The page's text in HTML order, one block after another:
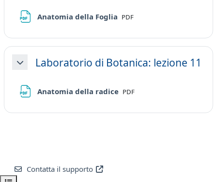
Anatomia della Foglia File
PDF
MinimizzaLaboratorio di Botanica: lezione 11
Anatomia della radice File
PDF
Contatta il supporto